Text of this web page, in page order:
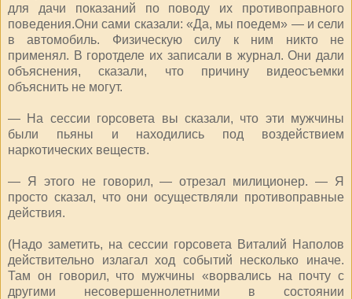
для дачи показаний по поводу их противоправного
поведения.Они сами сказали: «Да, мы поедем» — и сели
в автомобиль. Физическую силу к ним никто не
применял. В горотделе их записали в журнал. Они дали
объяснения, сказали, что причину видеосъемки
объяснить не могут.
— На сессии горсовета вы сказали, что эти мужчины
были пьяны и находились под воздействием
наркотических веществ.
— Я этого не говорил, — отрезал милиционер. — Я
просто сказал, что они осуществляли противоправные
действия.
(Надо заметить, на сессии горсовета Виталий Наполов
действительно излагал ход событий несколько иначе.
Там он говорил, что мужчины «ворвались на почту с
другими несовершеннолетними в состоянии